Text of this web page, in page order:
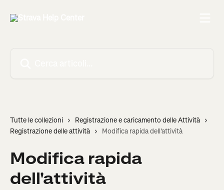
Tutte le collezioni
Registrazione e caricamento delle Attività
Registrazione delle attività
Modifica rapida dell'attività
Modifica rapida
dell'attività